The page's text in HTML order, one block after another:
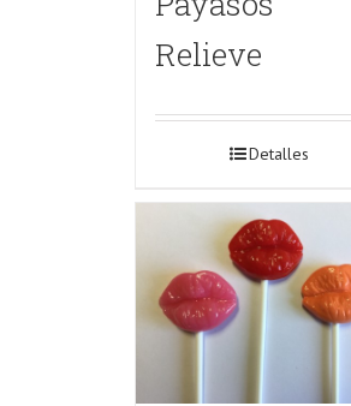
Relieve
Detalles